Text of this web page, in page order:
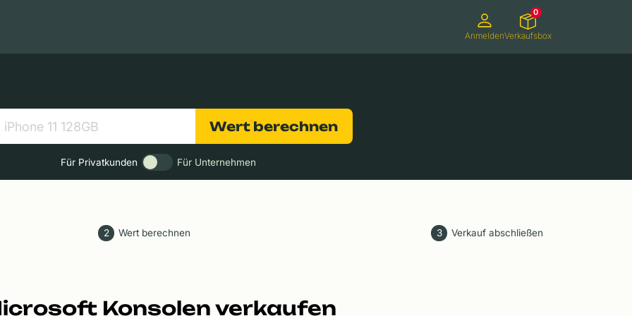
AnmeldenVerkaufsbox
0
Wert berechnen
Für Privatkunden Für Unternehmen
2 Wert berechnen 3 Verkauf abschließen
Konsolen verkaufen